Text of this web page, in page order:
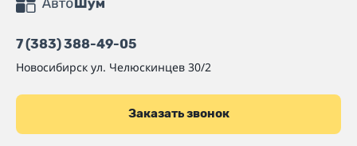
7 (383) 388-49-05
Новосибирск ул. Челюскинцев 30/2
Заказать звонок